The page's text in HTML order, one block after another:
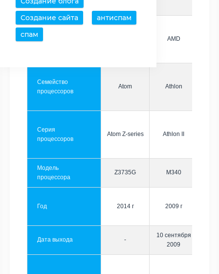
Создание сайта
антиспам
спам
Производитель AMD
Семейство
процессоров
Atom Athlon
Серия
процессоров
Atom Z-series Athlon II
Модель
процессора
Z3735G M340
Год 2014 г 2009 г
Дата выхода -
10 сентября
2009